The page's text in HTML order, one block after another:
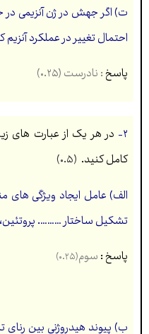
ت) اگر جهش در ژن آنزيمی در
احتمال تغییر در عملکرد
پاسخ: نادرست (۰.۲۵)
۲- در هر یک از عبارت های
کامل کنید. (۰.۵)
الف) عامل ايجاد ويژگی های
تشکیل ساختار ……….
پاسخ :سوم(۰.۲۵)
ب) پیوند هیدروژنی بین رنای